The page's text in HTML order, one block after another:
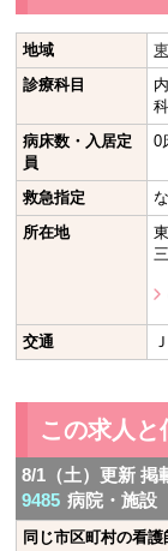
地域
診療科目
病床数・入居定
員
0
救急指定
所在地
交通
この求人と
8/1（土）更新 掲
9485 病院・施設
同じ市区町村の看